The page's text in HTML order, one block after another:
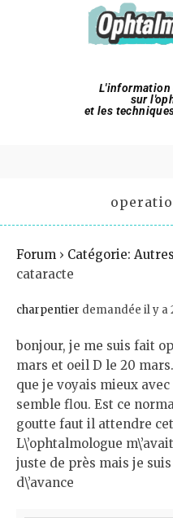
L'information
sur
et les
Forum › Catégorie:
cataracte
charpentier demandée il y a
bonjour, je me suis fait
mars et oeil D le 20
que je voyais mieux
semble flou. Est ce
goutte faut il attendre
L\’ophtalmologue
juste de près mais je
d\’avance